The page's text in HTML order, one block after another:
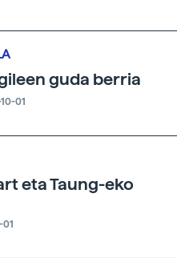
guda berria
01
eta Taung-eko